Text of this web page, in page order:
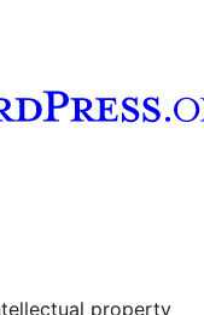
besuchen
property